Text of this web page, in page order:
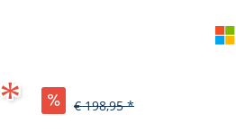
€ 198,95 *